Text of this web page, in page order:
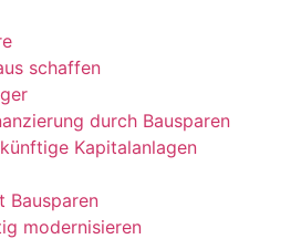
schaffen
durch Bausparen
Kapitalanlagen
Bausparen
modernisieren